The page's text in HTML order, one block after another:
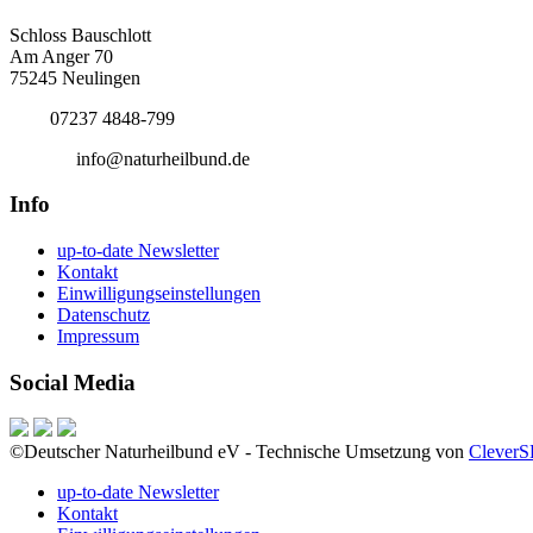
Schloss Bauschlott
Am Anger 70
75245 Neulingen
07237 4848-799
info@naturheilbund.de
Info
up-to-date Newsletter
Kontakt
Einwilligungseinstellungen
Datenschutz
Impressum
Social Media
©Deutscher Naturheilbund eV - Technische Umsetzung von
up-to-date Newsletter
Kontakt